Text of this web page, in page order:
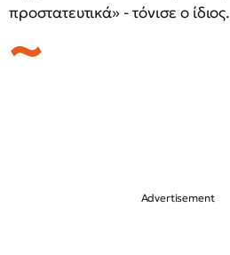
προστατευτικά» - τόνισε ο ίδιος.